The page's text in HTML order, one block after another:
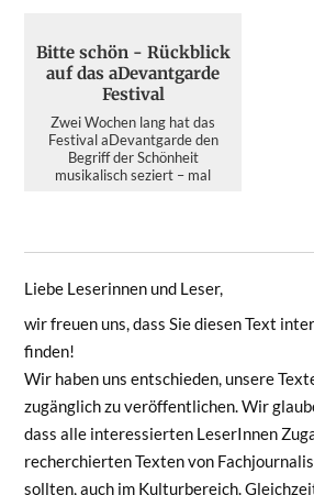
Bitte schön - Rückblick
auf das aDevantgarde
Festival
Zwei Wochen lang hat das
Festival aDevantgarde den
Begriff der Schönheit
musikalisch seziert – mal
Liebe Leserinnen und Leser,
wir freuen uns, dass Sie diesen Text
finden!
Wir haben uns entschieden, unsere
zugänglich zu veröffentlichen. Wir
dass alle interessierten LeserInnen
recherchierten Texten von
sollten, auch im Kulturbereich.